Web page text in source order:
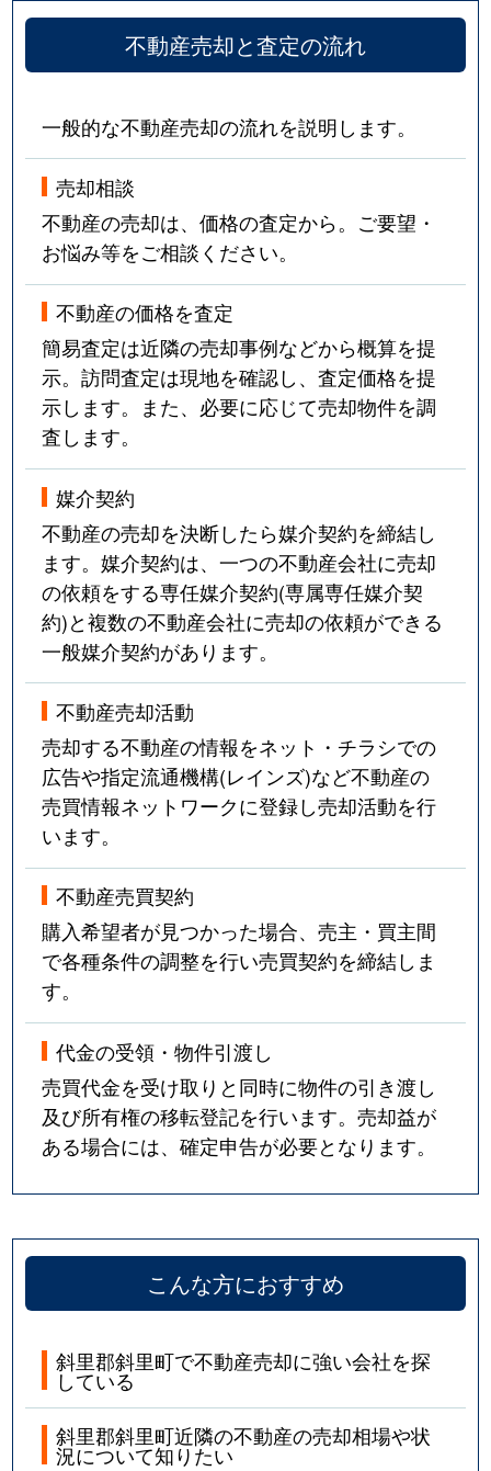
不動産売却と査定の流れ
一般的な不動産売却の流れを説明します。
売却相談
不動産の売却は、価格の査定から。ご要望・
お悩み等をご相談ください。
不動産の価格を査定
簡易査定は近隣の売却事例などから概算を提
示。訪問査定は現地を確認し、査定価格を提
示します。また、必要に応じて売却物件を調
査します。
媒介契約
不動産の売却を決断したら媒介契約を締結し
ます。媒介契約は、一つの不動産会社に売却
の依頼をする専任媒介契約(専属専任媒介契
約)と複数の不動産会社に売却の依頼ができる
一般媒介契約があります。
不動産売却活動
売却する不動産の情報をネット・チラシでの
広告や指定流通機構(レインズ)など不動産の
売買情報ネットワークに登録し売却活動を行
います。
不動産売買契約
購入希望者が見つかった場合、売主・買主間
で各種条件の調整を行い売買契約を締結しま
す。
代金の受領・物件引渡し
売買代金を受け取りと同時に物件の引き渡し
及び所有権の移転登記を行います。売却益が
ある場合には、確定申告が必要となります。
こんな方におすすめ
斜里郡斜里町で不動産売却に強い会社を探
している
斜里郡斜里町近隣の不動産の売却相場や状
況について知りたい